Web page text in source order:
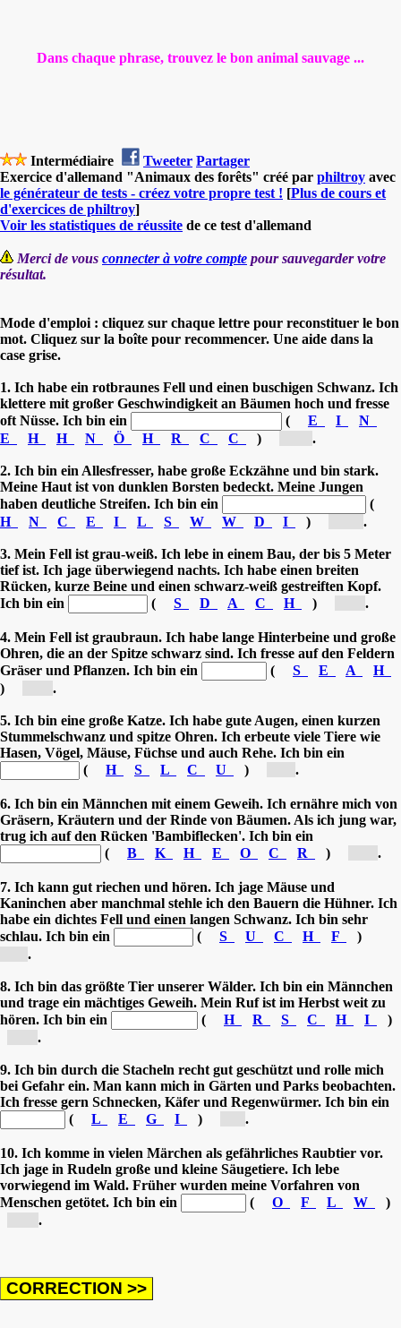
Dans chaque phrase, trouvez le bon animal sauvage ...
Intermédiaire Tweeter Partager
Exercice d'allemand "Animaux des forêts" créé par philtroy avec
le générateur de tests - créez votre propre test ! [Plus de cours et
d'exercices de philtroy]
Voir les statistiques de réussite de ce test d'allemand
Merci de vous connecter à votre compte pour sauvegarder votre
résultat.
Mode d'emploi : cliquez sur chaque lettre pour reconstituer le bon
mot. Cliquez sur la boîte pour recommencer. Une aide dans la
case grise.
1. Ich habe ein rotbraunes Fell und einen buschigen Schwanz. Ich
klettere mit großer Geschwindigkeit an Bäumen hoch und fresse
oft Nüsse. Ich bin ein
( E I
N
E
H H N Ö H R C C ) .
2. Ich bin ein Allesfresser, habe große Eckzähne und bin stark.
Meine Haut ist von dunklen Borsten bedeckt. Meine Jungen
haben deutliche Streifen. Ich bin ein
(
H
N C E I L S W W D I ) .
3. Mein Fell ist grau-weiß. Ich lebe in einem Bau, der bis 5 Meter
tief ist. Ich jage überwiegend nachts. Ich habe einen breiten
Rücken, kurze Beine und einen schwarz-weiß gestreiften Kopf.
Ich bin ein
( S D A C H ) .
4. Mein Fell ist graubraun. Ich habe lange Hinterbeine und große
Ohren, die an der Spitze schwarz sind. Ich fresse auf den Feldern
Gräser und Pflanzen. Ich bin ein
( S E A
H
)
.
5. Ich bin eine große Katze. Ich habe gute Augen, einen kurzen
Stummelschwanz und spitze Ohren. Ich erbeute viele Tiere wie
Hasen, Vögel, Mäuse, Füchse und auch Rehe. Ich bin ein
(
H S L C U ) .
6. Ich bin ein Männchen mit einem Geweih. Ich ernähre mich von
Gräsern, Kräutern und der Rinde von Bäumen. Als ich jung war,
trug ich auf den Rücken 'Bambiflecken'. Ich bin ein
(
B K H E O C R ) .
7. Ich kann gut riechen und hören. Ich jage Mäuse und
Kaninchen aber manchmal stehle ich den Bauern die Hühner. Ich
habe ein dichtes Fell und einen langen Schwanz. Ich bin sehr
schlau. Ich bin ein
( S U C H F
)
.
8. Ich bin das größte Tier unserer Wälder. Ich bin ein Männchen
und trage ein mächtiges Geweih. Mein Ruf ist im Herbst weit zu
hören. Ich bin ein
( H R S C H I
)
.
9. Ich bin durch die Stacheln recht gut geschützt und rolle mich
bei Gefahr ein. Man kann mich in Gärten und Parks beobachten.
Ich fresse gern Schnecken, Käfer und Regenwürmer. Ich bin ein
(
L E G I ) .
10. Ich komme in vielen Märchen als gefährliches Raubtier vor.
Ich jage in Rudeln große und kleine Säugetiere. Ich lebe
vorwiegend im Wald. Früher wurden meine Vorfahren von
Menschen getötet. Ich bin ein
( O F L W
)
.